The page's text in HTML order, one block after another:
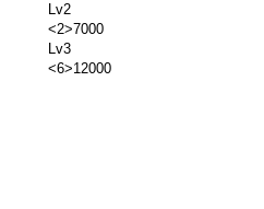
Lv2
<2>7000
Lv3
<6>12000